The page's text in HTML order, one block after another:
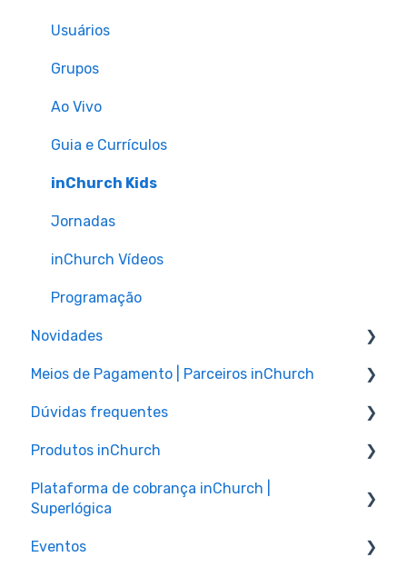
Usuários
Grupos
Ao Vivo
Guia e Currículos
inChurch Kids
Jornadas
inChurch Vídeos
Programação
Novidades
Novidades Gerais
Novidades | Jornadas
Novidades | inChurch Kids
Novidades | Financeiro
Meios de Pagamento | Parceiros inChurch
Meios de Pagamento
QSA
Safe2Pay
Dúvidas frequentes
inChurch Kids
Gestão de Pessoas
Produtos inChurch
inChurch Control
Plataforma de cobrança inChurch |
Superlógica
Superlógica | Área do Cliente
Eventos